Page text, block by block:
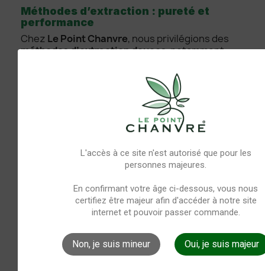
L'accès à ce site n'est autorisé que pour les
personnes majeures.
En confirmant votre âge ci-dessous, vous nous
certifiez être majeur afin d'accéder à notre site
internet et pouvoir passer commande.
Non, je suis mineur Oui, je suis majeur
Méthodes d’extraction : pureté et
performance
Chez Le Point Chanvre, nous privilégions des
méthodes d’extraction douces, notamment :
L’extraction au CO₂ supercritique
propre, précise et sans solvant
pour obtenir un extrait d'huile riche en
cannabinoïdes et terpènestout en garantissant
: utilisée pour certaines
préserver l’intégrité des molécules végétales
tout en limitant les dégradations thermiques.
Ces procédés garantissent une qualité
, des huilesstables, et unprofil actif
, sans résidus ni produits chimiques
Pourquoi l’administration sublinguale
est-elle si efficace ?